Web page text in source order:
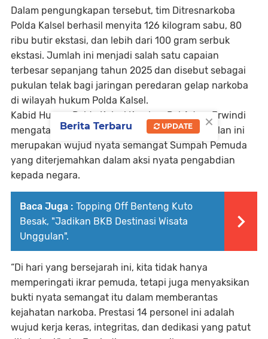
Dalam pengungkapan tersebut, tim Ditresnarkoba
Polda Kalsel berhasil menyita 126 kilogram sabu, 80
ribu butir ekstasi, dan lebih dari 100 gram serbuk
ekstasi. Jumlah ini menjadi salah satu capaian
terbesar sepanjang tahun 2025 dan disebut sebagai
pukulan telak bagi jaringan peredaran gelap narkoba
di wilayah hukum Polda Kalsel.
Kabid Humas Polda Kalsel Kombes Pol Adam Erwindi
mengatakan, Kapolda Kalsel menilai keberhasilan ini
merupakan wujud nyata semangat Sumpah Pemuda
yang diterjemahkan dalam aksi nyata pengabdian
kepada negara.
Baca Juga : Topping Off Benteng Kuto
Besak, "Jadikan BKB Destinasi Wisata
Unggulan".
“Di hari yang bersejarah ini, kita tidak hanya
memperingati ikrar pemuda, tetapi juga menyaksikan
bukti nyata semangat itu dalam memberantas
kejahatan narkoba. Prestasi 14 personel ini adalah
wujud kerja keras, integritas, dan dedikasi yang patut
×
Berita Terbaru UPDATE